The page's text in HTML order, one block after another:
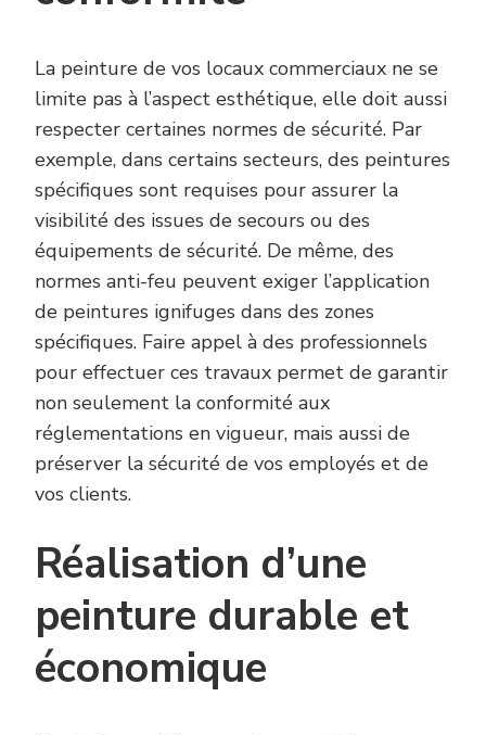
La peinture de vos locaux commerciaux ne se
limite pas à l’aspect esthétique, elle doit aussi
respecter certaines normes de sécurité. Par
exemple, dans certains secteurs, des peintures
spécifiques sont requises pour assurer la
visibilité des issues de secours ou des
équipements de sécurité. De même, des
normes anti-feu peuvent exiger l’application
de peintures ignifuges dans des zones
spécifiques. Faire appel à des professionnels
pour effectuer ces travaux permet de garantir
non seulement la conformité aux
réglementations en vigueur, mais aussi de
préserver la sécurité de vos employés et de
vos clients.
Réalisation d’une
peinture durable et
économique